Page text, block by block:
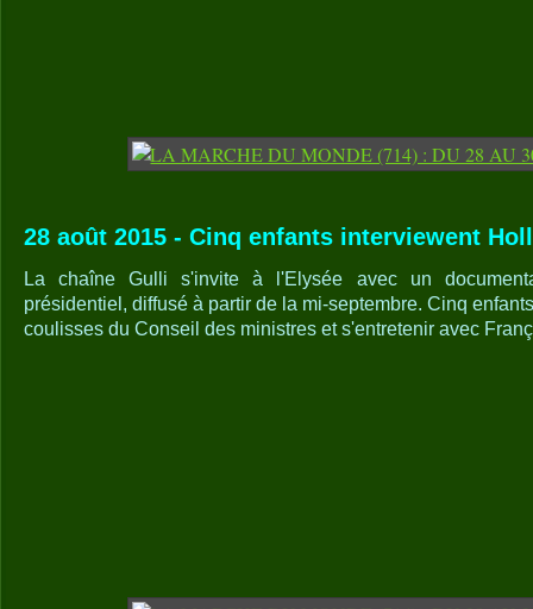
28 août 2015 - Cinq enfants interviewent
La chaîne Gulli s'invite à l'Elysée avec un
présidentiel, diffusé à partir de la mi-septembre. Cinq
coulisses du Conseil des ministres et s'entretenir avec